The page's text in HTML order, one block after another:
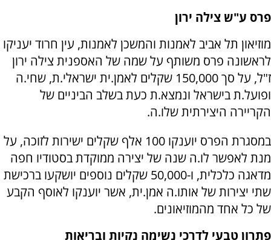
פרס ע"ש צילה ירון
מוזיאון תל אביב לאמנות והמשכן לאמנות, עין חרוד יעניקו
לראשונה פרס משותף על שמה של האספנית צילה ירון
ז"ל, על סך 150,000 שקלים לאמן.ית ישראלי.ת, שחי.ה
ופועל.ת בישראל ונמצא.ת כעת בשלב הביניים של
הקריירה היצירתית שלו.ה.
במסגרת הפרס יוענקו 100 אלף שקלים ישירות לזוכה, על
מנת לאפשר לו.ה שנה של יצירה ממוקדת בסטודיו חפה
מדאגה כלכלית, ו-50,000 שקלים נוספים יושקעו ברכישת
שתי יצירות של אותו.ה אמן.ית, אשר יוענקו לאוסף הקבע
של כל אחד מהמוזיאונים.
פתרון טבעי לדרכי נשימה נקיות ובריאות